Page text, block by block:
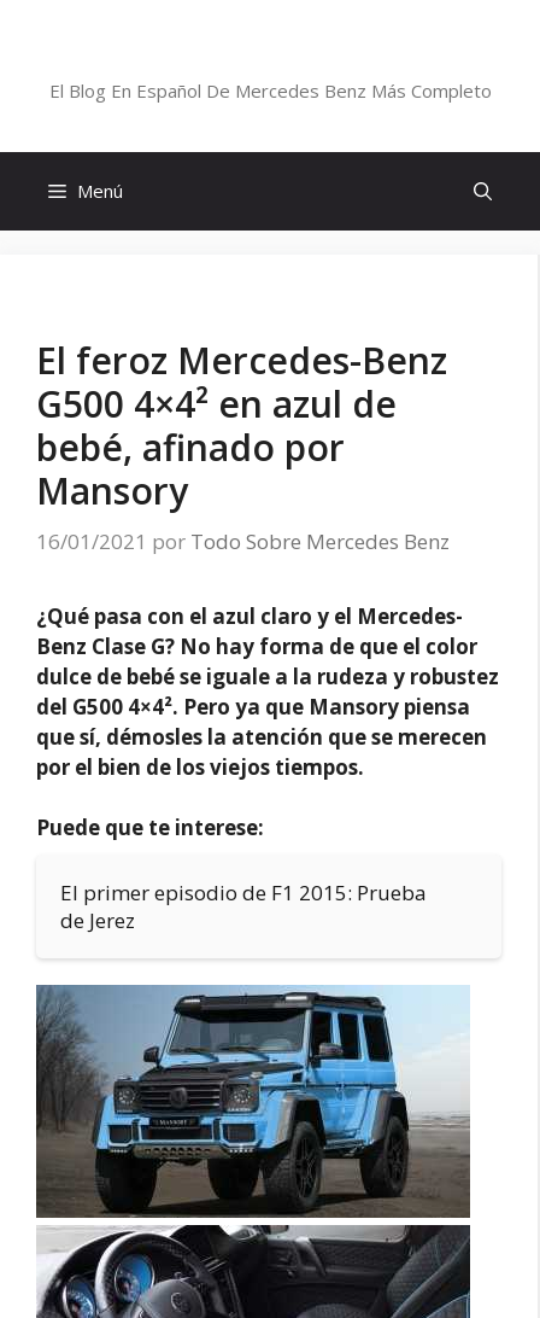
El Blog En Español De Mercedes Benz Más Completo
Menú
El feroz Mercedes-Benz
G500 4×4² en azul de
bebé, afinado por
Mansory
16/01/2021 por Todo Sobre Mercedes Benz
¿Qué pasa con el azul claro y el Mercedes-
Benz Clase G? No hay forma de que el color
dulce de bebé se iguale a la rudeza y robustez
del G500 4×4². Pero ya que Mansory piensa
que sí, démosles la atención que se merecen
por el bien de los viejos tiempos.
Puede que te interese:
El primer episodio de F1 2015: Prueba
de Jerez